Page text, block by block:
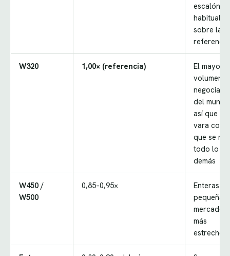
escalón
habitual
sobre la
referencia
W320 1,00× (referencia)
El mayor
volumen
negociado
del
así que es
vara con
que se
todo lo
demás
W450 /
W500
0,85–0,95×
Enteras
pequeñas,
mercado
más
estrecho